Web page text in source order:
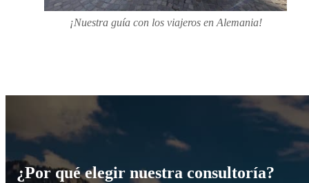
¡Nuestra guía con los viajeros en Alemania!
¿Por qué elegir nuestra consultoría?